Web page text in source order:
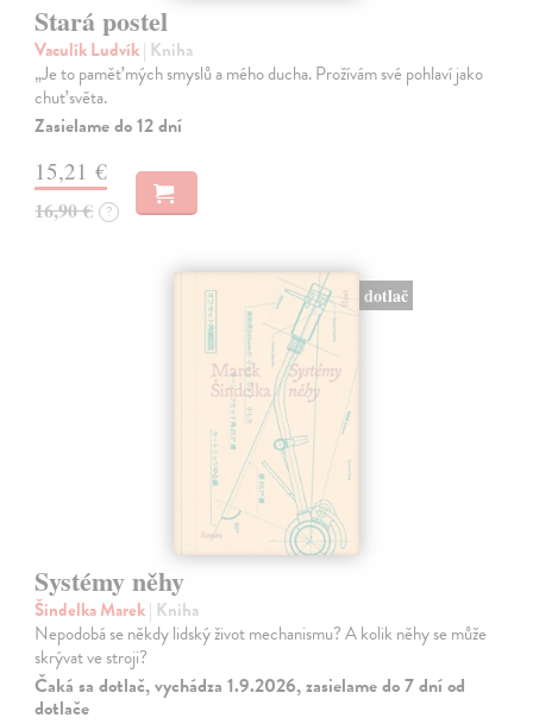
Stará postel
Vaculík Ludvík| Kniha
„Je to paměť mých smyslů a mého ducha. Prožívám své pohlaví jako
chuť světa.
Zasielame do 12 dní
15,21 €
16,90 € ?
dotlač
Systémy něhy
Šindelka Marek| Kniha
Nepodobá se někdy lidský život mechanismu? A kolik něhy se může
skrývat ve stroji?
Čaká sa dotlač, vychádza 1.9.2026, zasielame do 7 dní od
dotlače